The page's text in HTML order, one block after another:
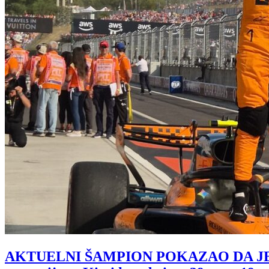
AKTUELNI ŠAMPION POKAZAO DA